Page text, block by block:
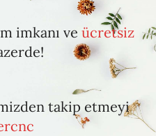
imkanı veücretsiz
takip etmeyi